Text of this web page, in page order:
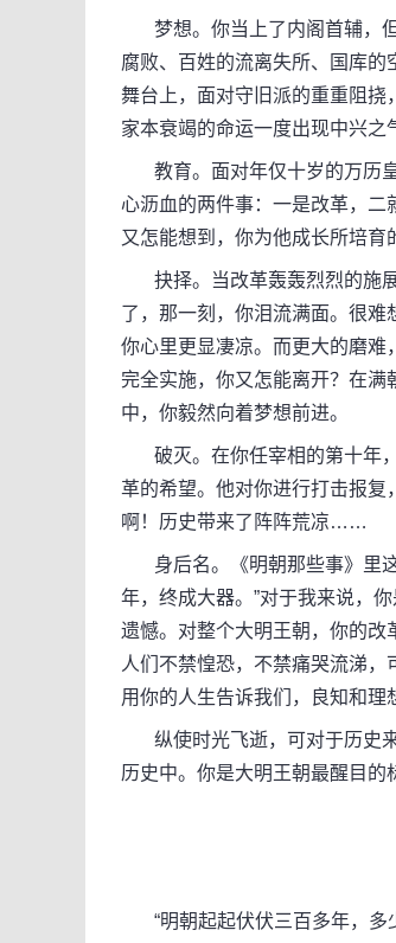
梦想。你当上了内阁首辅，但
腐败、百姓的流离失所、国库
舞台上，面对守旧派的重重阻挠
家本衰竭的命运一度出现中兴之
教育。面对年仅十岁的万历皇
心沥血的两件事：一是改革，
又怎能想到，你为他成长所培
抉择。当改革轰轰烈烈的施展
了，那一刻，你泪流满面。很
你心里更显凄凉。而更大的磨难
完全实施，你又怎能离开？在
中，你毅然向着梦想前进。
破灭。在你任宰相的第十年，
革的希望。他对你进行打击报复
啊！历史带来了阵阵荒凉……
身后名。《明朝那些事》里这
年，终成大器。”对于我来说，
遗憾。对整个大明王朝，你的改
人们不禁惶恐，不禁痛哭流涕，
用你的人生告诉我们，良知和理
纵使时光飞逝，可对于历史来
历史中。你是大明王朝最醒目的
“明朝起起伏伏三百多年，多